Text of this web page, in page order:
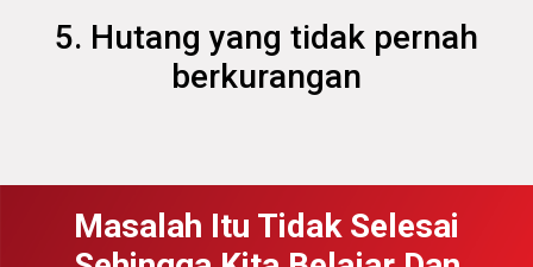
5. Hutang yang tidak pernah
berkurangan
Masalah Itu Tidak Selesai